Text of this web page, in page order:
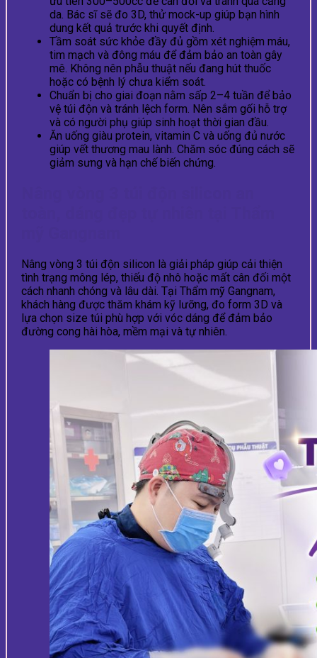
da. Bác sĩ sẽ đo 3D, thử mock-up giúp bạn hình
dung kết quả trước khi quyết định.
Tầm soát sức khỏe đầy đủ gồm xét nghiệm máu,
tim mạch và đông máu để đảm bảo an toàn gây
mê. Không nên phẫu thuật nếu đang hút thuốc
hoặc có bệnh lý chưa kiểm soát.
Chuẩn bị cho giai đoạn nằm sấp 2–4 tuần để bảo
vệ túi độn và tránh lệch form. Nên sắm gối hỗ trợ
và có người phụ giúp sinh hoạt thời gian đầu.
Ăn uống giàu protein, vitamin C và uống đủ nước
giúp vết thương mau lành. Chăm sóc đúng cách sẽ
giảm sưng và hạn chế biến chứng.
Nâng vòng 3 túi độn silicon là giải pháp giúp cải thiện
tình trạng mông lép, thiếu độ nhô hoặc mất cân đối một
cách nhanh chóng và lâu dài. Tại Thẩm mỹ Gangnam,
khách hàng được thăm khám kỹ lưỡng, đo form 3D và
lựa chọn size túi phù hợp với vóc dáng để đảm bảo
đường cong hài hòa, mềm mại và tự nhiên.